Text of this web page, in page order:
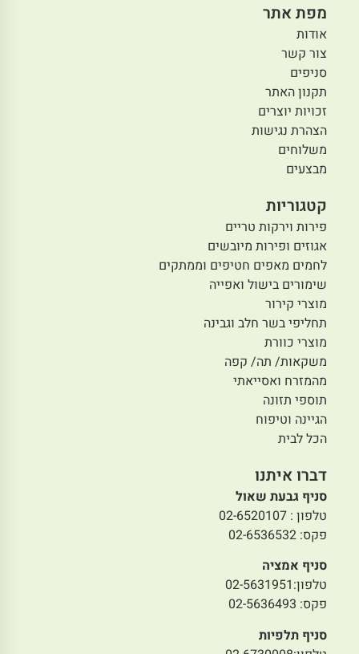
מפת אתר
אודות
צור קשר
סניפים
תקנון האתר
זכויות יוצרים
הצהרת נגישות
משלוחים
מבצעים
קטגוריות
פירות וירקות טריים
אגוזים ופירות מיובשים
לחמים מאפים חטיפים וממתקים
שימורים בישול ואפייה
מוצרי קירור
תחליפי בשר חלב וגבינה
מוצרי כוורת
משקאות/ תה/ קפה
מהמזרח ואסייאתי
תוספי תזונה
הגיינה וטיפוח
הכל לבית
דברו איתנו
סניף גבעת שאול
טלפון : 02-6520107
פקס: 02-6536532
סניף אמציה
טלפון:02-5631951
פקס: 02-5636493
סניף תלפיות